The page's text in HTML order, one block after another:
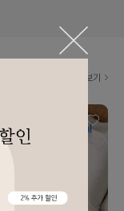
더보기